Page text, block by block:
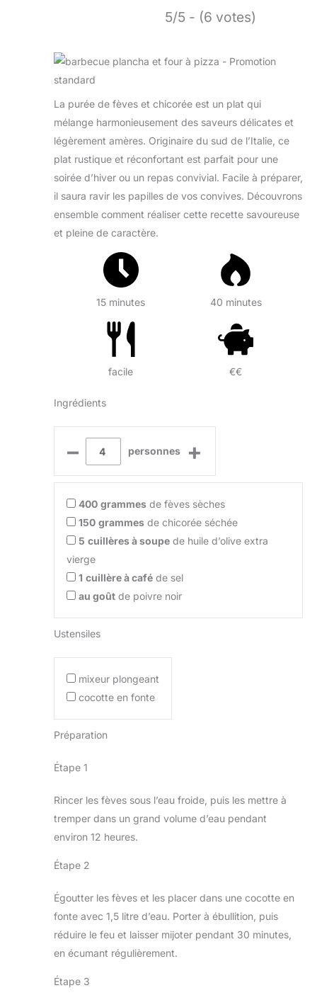
5/5 - (6 votes)
La purée de fèves et chicorée est un plat qui
mélange harmonieusement des saveurs délicates et
légèrement amères. Originaire du sud de l’Italie, ce
plat rustique et réconfortant est parfait pour une
soirée d’hiver ou un repas convivial. Facile à préparer,
il saura ravir les papilles de vos convives. Découvrons
ensemble comment réaliser cette recette savoureuse
et pleine de caractère.
15 minutes 40 minutes
facile €€
Ingrédients
– personnes +
400 grammes de fèves sèches
150 grammes de chicorée séchée
5 cuillères à soupe de huile d’olive extra
vierge
1 cuillère à café de sel
au goût de poivre noir
Ustensiles
mixeur plongeant
cocotte en fonte
Préparation
Étape 1
Rincer les fèves sous l’eau froide, puis les mettre à
tremper dans un grand volume d’eau pendant
environ 12 heures.
Étape 2
Égoutter les fèves et les placer dans une cocotte en
fonte avec 1,5 litre d’eau. Porter à ébullition, puis
réduire le feu et laisser mijoter pendant 30 minutes,
en écumant régulièrement.
Étape 3